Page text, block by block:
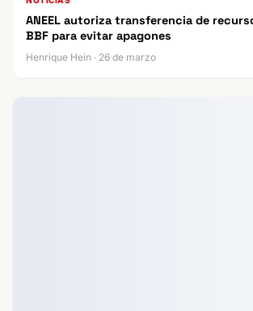
ANEEL autoriza transferencia de
BBF para evitar apagones
Henrique Hein · 26 de marzo